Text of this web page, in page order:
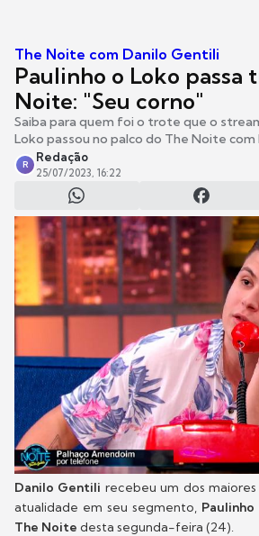
The Noite com Danilo Gentili
Paulinho o Loko passa
Noite: "Seu corno"
Saiba para quem foi o trote que o
Loko passou no palco do The Noite
R
Redação
25/07/2023, 16:22
Danilo Gentili recebeu um dos
atualidade em seu segmento,
The Noite desta segunda-feira (24).